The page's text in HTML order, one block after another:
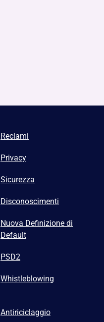
Reclami
Privacy
Sicurezza
Disconoscimenti
Nuova Definizione di
Default
PSD2
Whistleblowing
Antiriciclaggio